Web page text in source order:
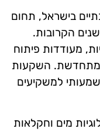
בישראל, תחום
הקרובות.
מעודדות פיתוח
מתחדשת. השקעות
למשקיעים
מים וחקלאות